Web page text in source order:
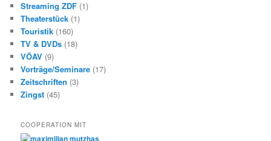
Streaming ZDF (1)
Theaterstück (1)
Touristik (160)
TV & DVDs (18)
VÖAV (9)
Vorträge/Seminare (17)
Zeitschriften (3)
Zingst (45)
COOPERATION MIT